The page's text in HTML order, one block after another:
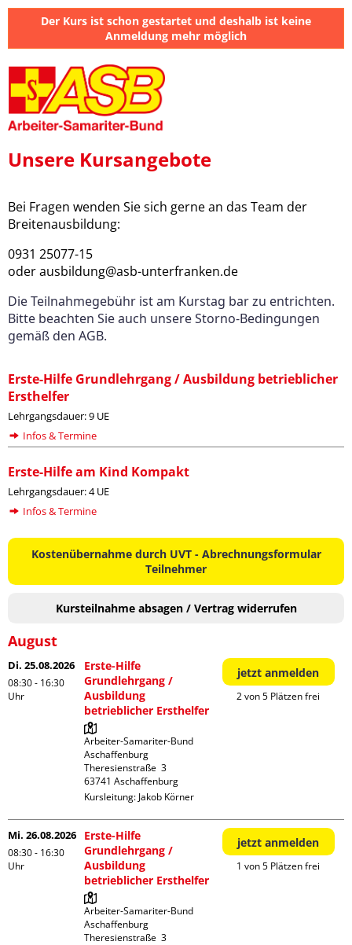
Der Kurs ist schon gestartet und deshalb ist keine
Anmeldung mehr möglich
Unsere Kursangebote
Bei Fragen wenden Sie sich gerne an das Team der
Breitenausbildung:
0931 25077-15
oder ausbildung@asb-unterfranken.de
Die Teilnahmegebühr ist am Kurstag bar zu entrichten.
Bitte beachten Sie auch unsere Storno-Bedingungen
gemäß den AGB.
Erste-Hilfe Grundlehrgang / Ausbildung betrieblicher
Ersthelfer
Lehrgangsdauer: 9 UE
Infos & Termine
Erste-Hilfe am Kind Kompakt
Lehrgangsdauer: 4 UE
Infos & Termine
Kostenübernahme durch UVT - Abrechnungsformular
Teilnehmer
Kursteilnahme absagen / Vertrag widerrufen
August
Di. 25.08.2026
08:30 - 16:30
Uhr
Erste-Hilfe
Grundlehrgang /
Ausbildung
betrieblicher Ersthelfer
Arbeiter-Samariter-Bund
Aschaffenburg
Theresienstraße  3
Kursleitung: Jakob Körner
jetzt anmelden
2 von 5 Plätzen frei
Mi. 26.08.2026
08:30 - 16:30
Uhr
Erste-Hilfe
Grundlehrgang /
Ausbildung
betrieblicher Ersthelfer
Arbeiter-Samariter-Bund
Aschaffenburg
Theresienstraße  3
jetzt anmelden
1 von 5 Plätzen frei